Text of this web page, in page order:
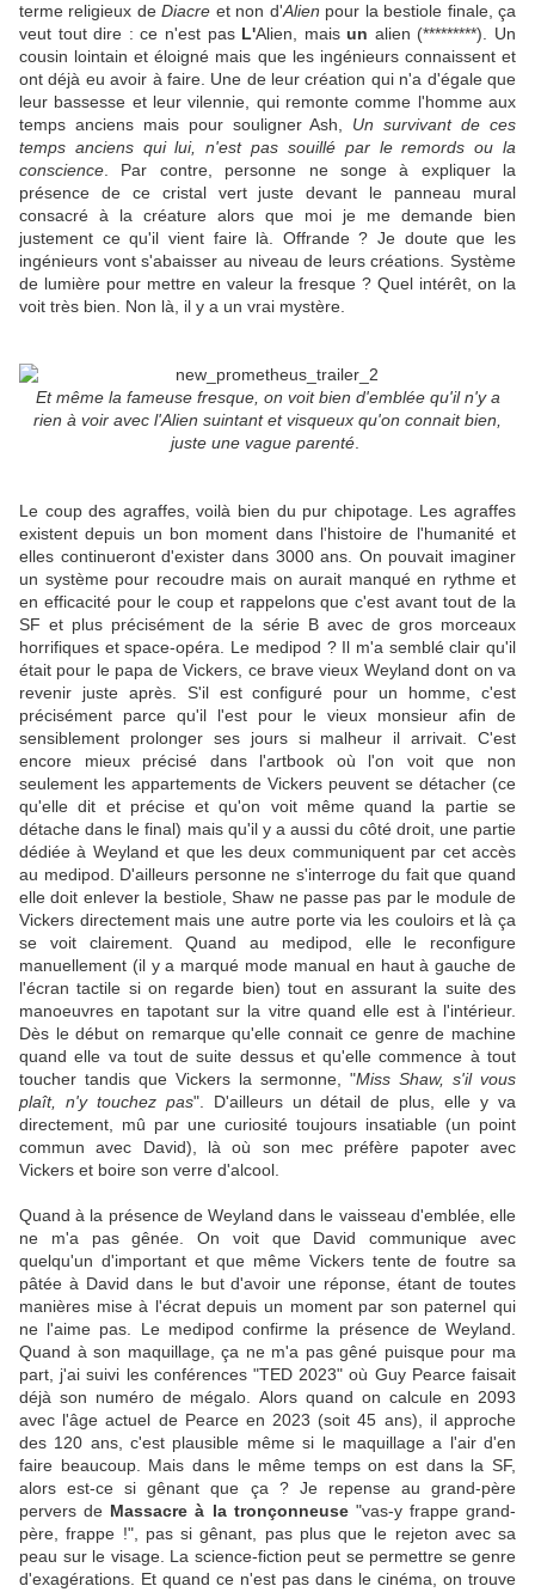
terme religieux deDiacre et non d'Alien pour la bestiole finale, ça
veut tout dire : ce n'est pas L'Alien, maisun alien (*********). Un
cousin lointain et éloigné mais que les ingénieurs connaissent et
ont déjà eu avoir à faire. Une de leur création qui n'a d'égale que
leur bassesse et leur vilennie, qui remonte comme l'homme aux
temps anciens mais pour souligner Ash, Un survivant de ces
temps anciens qui lui, n'est pas souillé par le remords ou la
conscience . Par contre, personne ne songe à expliquer la
présence de ce cristal vert juste devant le panneau mural
consacré à la créature alors que moi je me demande bien
justement ce qu'il vient faire là. Offrande ? Je doute que les
ingénieurs vont s'abaisser au niveau de leurs créations. Système
de lumière pour mettre en valeur la fresque ? Quel intérêt, on la
voit très bien. Non là, il y a un vrai mystère.
Et même la fameuse fresque, on voit bien d'emblée qu'il n'y a
rien à voir avec l'Alien suintant et visqueux qu'on connait bien,
juste une vague parenté
Le coup des agraffes, voilà bien du pur chipotage. Les agraffes
existent depuis un bon moment dans l'histoire de l'humanité et
elles continueront d'exister dans 3000 ans. On pouvait imaginer
un système pour recoudre mais on aurait manqué en rythme et
en efficacité pour le coup et rappelons que c'est avant tout de la
SF et plus précisément de la série B avec de gros morceaux
horrifiques et space-opéra. Le medipod ? Il m'a semblé clair qu'il
était pour le papa de Vickers, ce brave vieux Weyland dont on va
revenir juste après. S'il est configuré pour un homme, c'est
précisément parce qu'il l'est pour le vieux monsieur afin de
sensiblement prolonger ses jours si malheur il arrivait. C'est
encore mieux précisé dans l'artbook où l'on voit que non
seulement les appartements de Vickers peuvent se détacher (ce
qu'elle dit et précise et qu'on voit même quand la partie se
détache dans le final) mais qu'il y a aussi du côté droit, une partie
dédiée à Weyland et que les deux communiquent par cet accès
au medipod. D'ailleurs personne ne s'interroge du fait que quand
elle doit enlever la bestiole, Shaw ne passe pas par le module de
Vickers directement mais une autre porte via les couloirs et là ça
se voit clairement. Quand au medipod, elle le reconfigure
manuellement (il y a marqué mode manual en haut à gauche de
l'écran tactile si on regarde bien) tout en assurant la suite des
manoeuvres en tapotant sur la vitre quand elle est à l'intérieur.
Dès le début on remarque qu'elle connait ce genre de machine
quand elle va tout de suite dessus et qu'elle commence à tout
toucher tandis que Vickers la sermonne, "Miss Shaw, s'il vous
plaît, n'y touchez pas". D'ailleurs un détail de plus, elle y va
directement, mû par une curiosité toujours insatiable (un point
commun avec David), là où son mec préfère papoter avec
Vickers et boire son verre d'alcool.
Quand à la présence de Weyland dans le vaisseau d'emblée, elle
ne m'a pas gênée. On voit que David communique avec
quelqu'un d'important et que même Vickers tente de foutre sa
pâtée à David dans le but d'avoir une réponse, étant de toutes
manières mise à l'écrat depuis un moment par son paternel qui
ne l'aime pas. Le medipod confirme la présence de Weyland.
Quand à son maquillage, ça ne m'a pas gêné puisque pour ma
part, j'ai suivi les conférences "TED 2023" où Guy Pearce faisait
déjà son numéro de mégalo. Alors quand on calcule en 2093
avec l'âge actuel de Pearce en 2023 (soit 45 ans), il approche
des 120 ans, c'est plausible même si le maquillage a l'air d'en
faire beaucoup. Mais dans le même temps on est dans la SF,
alors est-ce si gênant que ça ? Je repense au grand-père
pervers de Massacre à la tronçonneuse"vas-y frappe grand-
père, frappe !", pas si gênant, pas plus que le rejeton avec sa
peau sur le visage. La science-fiction peut se permettre se genre
d'exagérations. Et quand ce n'est pas dans le cinéma, on trouve